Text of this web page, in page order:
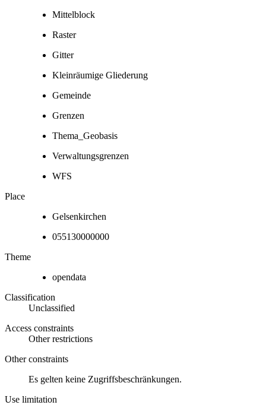
Mittelblock
Raster
Gitter
Kleinräumige Gliederung
Gemeinde
Grenzen
Thema_Geobasis
Verwaltungsgrenzen
WFS
Place
Gelsenkirchen
055130000000
Theme
opendata
Classification
Unclassified
Access constraints
Other restrictions
Other constraints
Es gelten keine Zugriffsbeschränkungen.
Use limitation